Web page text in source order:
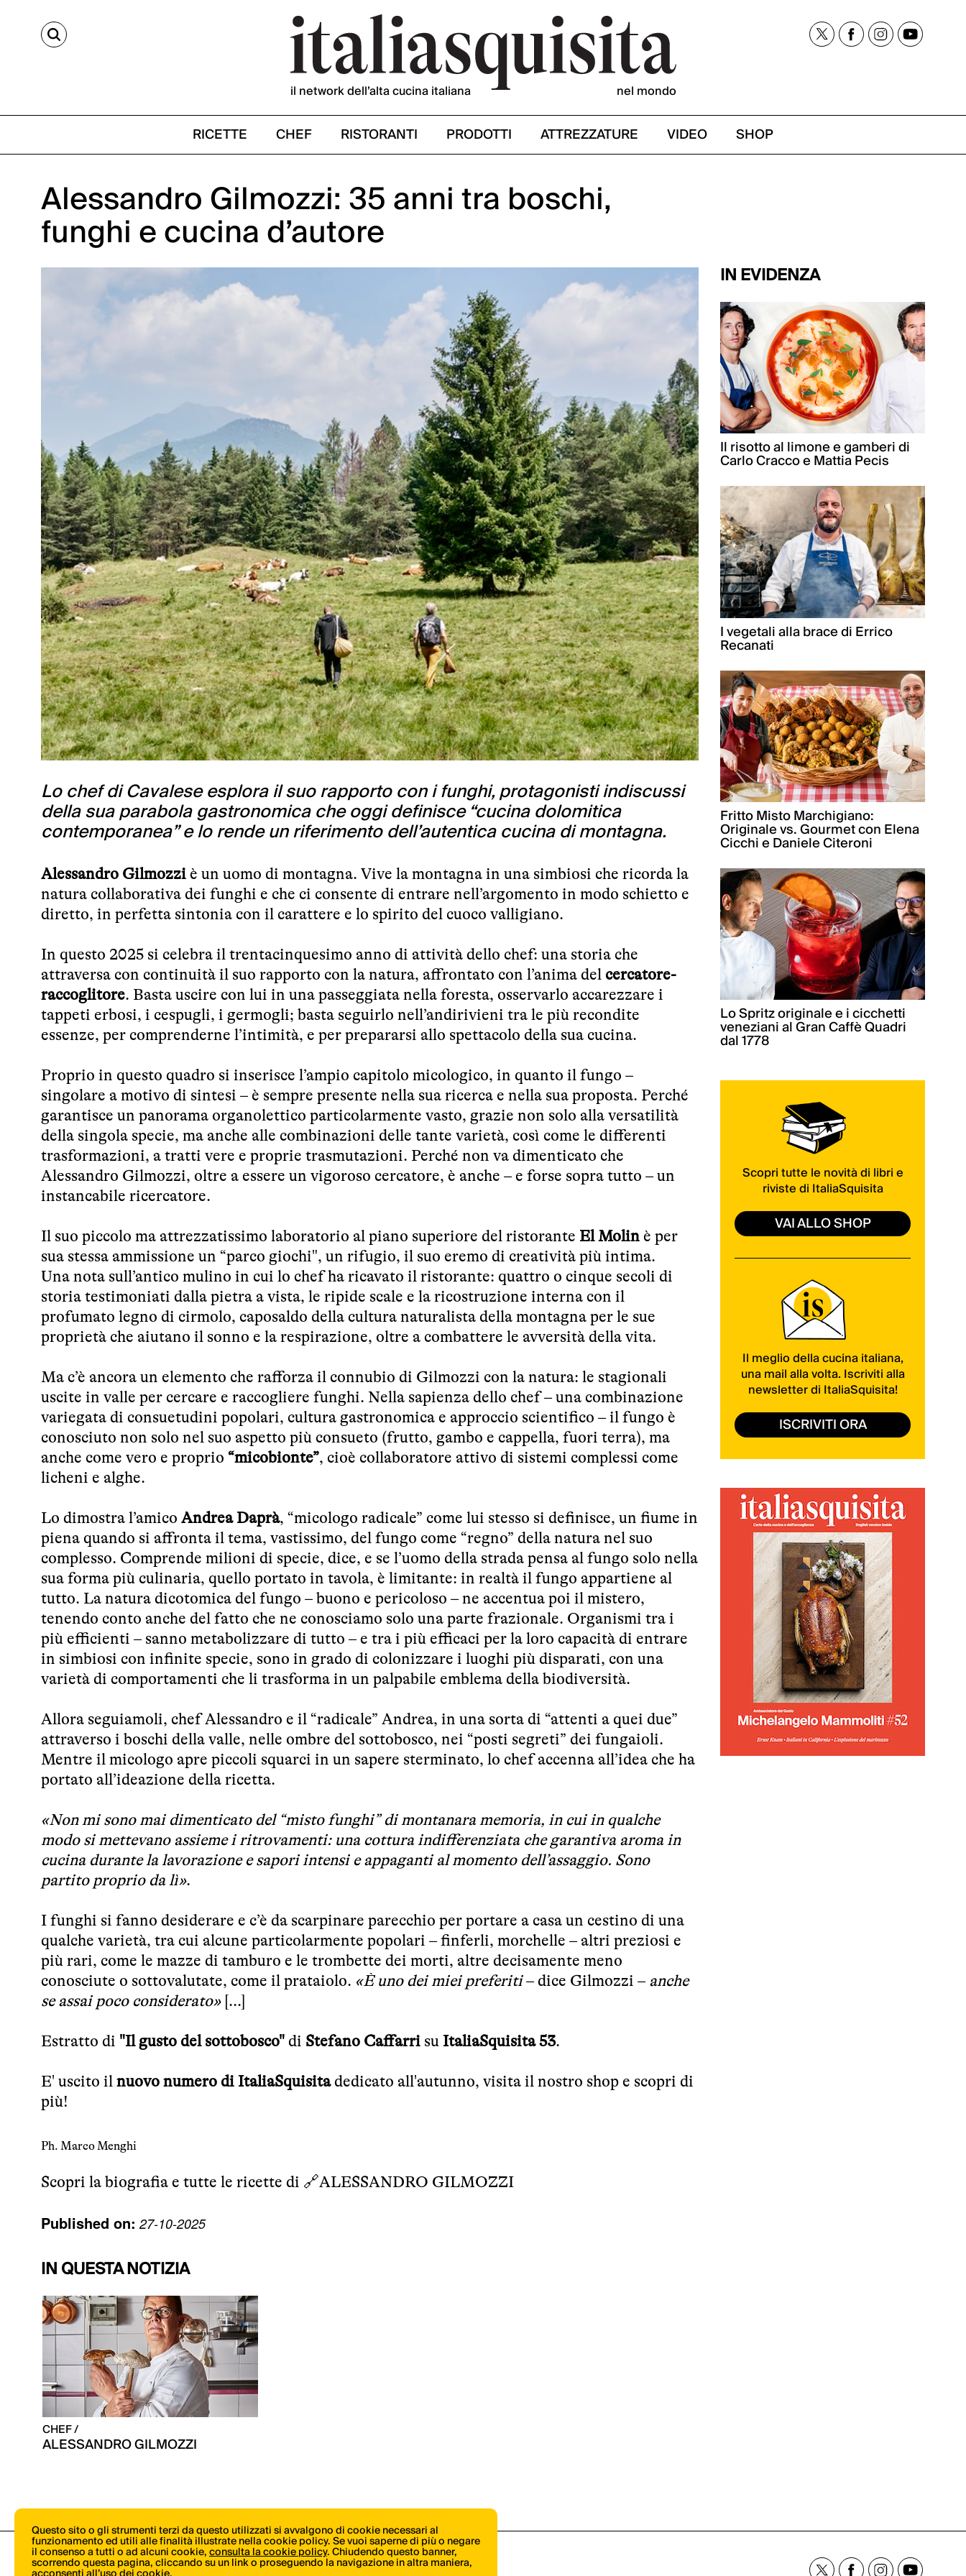
CERCA
il network dell’alta cucina italiana nel mondo
RICETTE CHEF RISTORANTI PRODOTTI ATTREZZATURE VIDEO SHOP
Alessandro Gilmozzi: 35 anni tra boschi,
funghi e cucina d’autore
Lo chef di Cavalese esplora il suo rapporto con i funghi, protagonisti indiscussi
della sua parabola gastronomica che oggi definisce “cucina dolomitica
contemporanea” e lo rende un riferimento dell’autentica cucina di montagna.
Alessandro Gilmozzi è un uomo di montagna. Vive la montagna in una simbiosi che ricorda la
natura collaborativa dei funghi e che ci consente di entrare nell’argomento in modo schietto e
diretto, in perfetta sintonia con il carattere e lo spirito del cuoco valligiano.
In questo 2025 si celebra il trentacinquesimo anno di attività dello chef: una storia che
attraversa con continuità il suo rapporto con la natura, affrontato con l’anima del cercatore-
raccoglitore. Basta uscire con lui in una passeggiata nella foresta, osservarlo accarezzare i
tappeti erbosi, i cespugli, i germogli; basta seguirlo nell’andirivieni tra le più recondite
essenze, per comprenderne l’intimità, e per prepararsi allo spettacolo della sua cucina.
Proprio in questo quadro si inserisce l’ampio capitolo micologico, in quanto il fungo –
singolare a motivo di sintesi – è sempre presente nella sua ricerca e nella sua proposta. Perché
garantisce un panorama organolettico particolarmente vasto, grazie non solo alla versatilità
della singola specie, ma anche alle combinazioni delle tante varietà, così come le differenti
trasformazioni, a tratti vere e proprie trasmutazioni. Perché non va dimenticato che
Alessandro Gilmozzi, oltre a essere un vigoroso cercatore, è anche – e forse sopra tutto – un
instancabile ricercatore.
Il suo piccolo ma attrezzatissimo laboratorio al piano superiore del ristorante El Molin è per
sua stessa ammissione un “parco giochi", un rifugio, il suo eremo di creatività più intima.
Una nota sull’antico mulino in cui lo chef ha ricavato il ristorante: quattro o cinque secoli di
storia testimoniati dalla pietra a vista, le ripide scale e la ricostruzione interna con il
profumato legno di cirmolo, caposaldo della cultura naturalista della montagna per le sue
proprietà che aiutano il sonno e la respirazione, oltre a combattere le avversità della vita.
Ma c’è ancora un elemento che rafforza il connubio di Gilmozzi con la natura: le stagionali
uscite in valle per cercare e raccogliere funghi. Nella sapienza dello chef – una combinazione
variegata di consuetudini popolari, cultura gastronomica e approccio scientifico – il fungo è
conosciuto non solo nel suo aspetto più consueto (frutto, gambo e cappella, fuori terra), ma
anche come vero e proprio “micobionte”, cioè collaboratore attivo di sistemi complessi come
licheni e alghe.
Lo dimostra l’amico Andrea Daprà, “micologo radicale” come lui stesso si definisce, un fiume in
piena quando si affronta il tema, vastissimo, del fungo come “regno” della natura nel suo
complesso. Comprende milioni di specie, dice, e se l’uomo della strada pensa al fungo solo nella
sua forma più culinaria, quello portato in tavola, è limitante: in realtà il fungo appartiene al
tutto. La natura dicotomica del fungo – buono e pericoloso – ne accentua poi il mistero,
tenendo conto anche del fatto che ne conosciamo solo una parte frazionale. Organismi tra i
più efficienti – sanno metabolizzare di tutto – e tra i più efficaci per la loro capacità di entrare
in simbiosi con infinite specie, sono in grado di colonizzare i luoghi più disparati, con una
varietà di comportamenti che li trasforma in un palpabile emblema della biodiversità.
Allora seguiamoli, chef Alessandro e il “radicale” Andrea, in una sorta di “attenti a quei due”
attraverso i boschi della valle, nelle ombre del sottobosco, nei “posti segreti” dei fungaioli.
Mentre il micologo apre piccoli squarci in un sapere sterminato, lo chef accenna all’idea che ha
portato all’ideazione della ricetta.
«Non mi sono mai dimenticato del “misto funghi” di montanara memoria, in cui in qualche
modo si mettevano assieme i ritrovamenti: una cottura indifferenziata che garantiva aroma in
cucina durante la lavorazione e sapori intensi e appaganti al momento dell’assaggio. Sono
partito proprio da lì».
I funghi si fanno desiderare e c’è da scarpinare parecchio per portare a casa un cestino di una
qualche varietà, tra cui alcune particolarmente popolari – finferli, morchelle – altri preziosi e
più rari, come le mazze di tamburo e le trombette dei morti, altre decisamente meno
conosciute o sottovalutate, come il prataiolo. «È uno dei miei preferiti– dice Gilmozzi – anche
se assai poco considerato» [...]
Estratto di "Il gusto del sottobosco" di Stefano Caffarri su ItaliaSquisita 53.
E' uscito il nuovo numero di ItaliaSquisitadedicato all'autunno, visita il nostro shop e scopri di
più!
Ph. Marco Menghi
Scopri la biografia e tutte le ricette di 🔗ALESSANDRO GILMOZZI
Published on: 27-10-2025
IN QUESTA NOTIZIA
CHEF /
ALESSANDRO GILMOZZI
IN EVIDENZA
Il risotto al limone e gamberi di
Carlo Cracco e Mattia Pecis
I vegetali alla brace di Errico
Recanati
Fritto Misto Marchigiano:
Originale vs. Gourmet con Elena
Cicchi e Daniele Citeroni
Lo Spritz originale e i cicchetti
veneziani al Gran Caffè Quadri
dal 1778
Scopri tutte le novità di libri e
riviste di ItaliaSquisita
VAI ALLO SHOP
Il meglio della cucina italiana,
una mail alla volta. Iscriviti alla
newsletter di ItaliaSquisita!
ISCRIVITI ORA
Questo sito o gli strumenti terzi da questo utilizzati si avvalgono di cookie necessari al
funzionamento ed utili alle finalità illustrate nella cookie policy. Se vuoi saperne di più o negare
il consenso a tutti o ad alcuni cookie,consulta la cookie policy. Chiudendo questo banner,
scorrendo questa pagina, cliccando su un link o proseguendo la navigazione in altra maniera,